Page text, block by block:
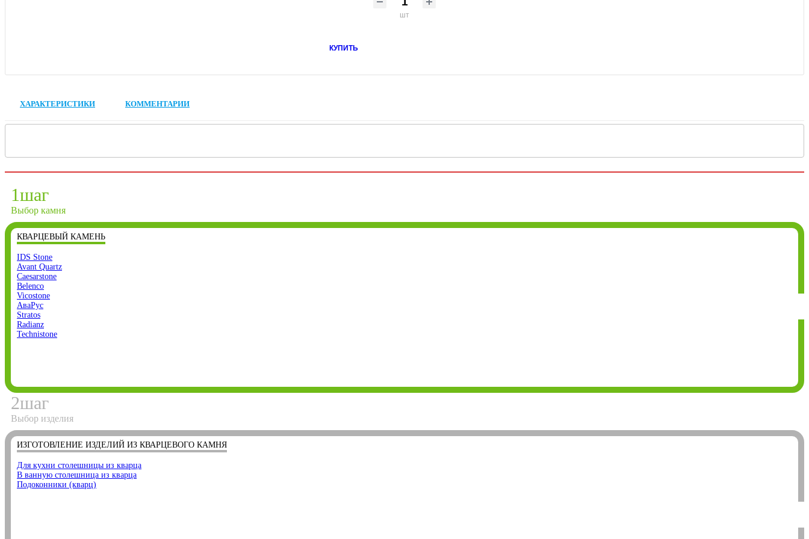
шт
КУПИТЬ
ХАРАКТЕРИСТИКИ КОММЕНТАРИИ
1шаг
Выбор камня
КВАРЦЕВЫЙ КАМЕНЬ
IDS Stone
Avant Quartz
Caesarstone
Belenco
Vicostone
АваРус
Stratos
Radianz
Technistone
2шаг
Выбор изделия
ИЗГОТОВЛЕНИЕ ИЗДЕЛИЙ ИЗ КВАРЦЕВОГО КАМНЯ
Для кухни столешницы из кварца
В ванную столешница из кварца
Подоконники (кварц)